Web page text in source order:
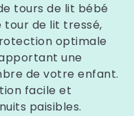
tours de lit bébé
de lit tressé,
optimale
une
de votre enfant.
facile et
paisibles.